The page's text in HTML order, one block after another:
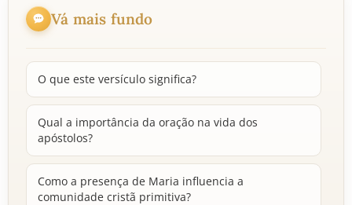
Vá mais fundo
O que este versículo significa?
Qual a importância da oração na vida dos
apóstolos?
Como a presença de Maria influencia a
comunidade cristã primitiva?